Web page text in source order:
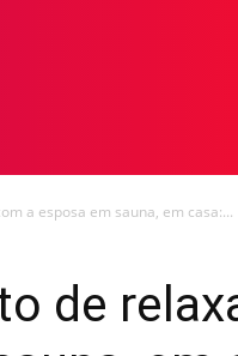
a esposa em sauna, em casa:...
de